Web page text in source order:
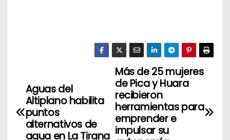
v
Más de 25 mujeres
de Pica y Huara
recibieron
herramientas para
emprender e
impulsar su
Aguas del
Altiplano habilita
puntos
alternativos de
agua en La Tirana